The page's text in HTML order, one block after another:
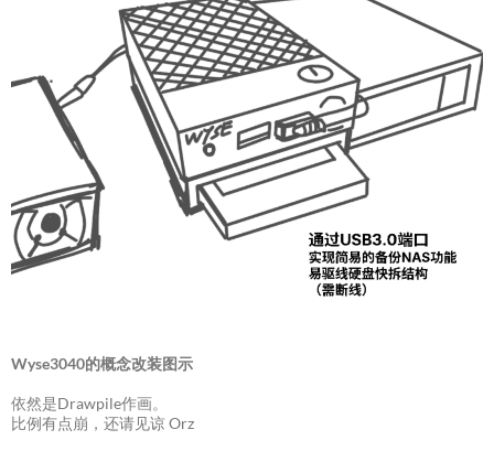
Wyse3040的概念改装图示
依然是Drawpile作画。
比例有点崩，还请见谅 Orz